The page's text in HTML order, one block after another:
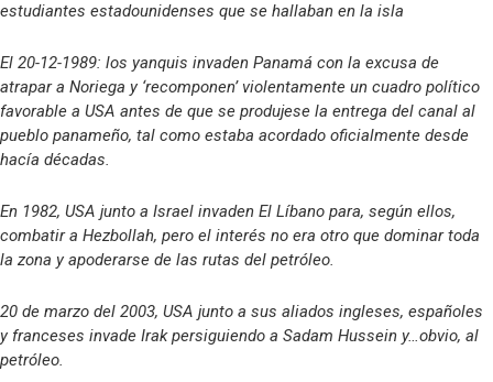
estudiantes estadounidenses que se hallaban en la isla
El 20-12-1989: los yanquis invaden Panamá con la excusa de
atrapar a Noriega y ‘recomponen’ violentamente un cuadro político
favorable a USA antes de que se produjese la entrega del canal al
pueblo panameño, tal como estaba acordado oficialmente desde
hacía décadas.
En 1982, USA junto a Israel invaden El Líbano para, según ellos,
combatir a Hezbollah, pero el interés no era otro que dominar toda
la zona y apoderarse de las rutas del petróleo.
20 de marzo del 2003, USA junto a sus aliados ingleses, españoles
y franceses invade Irak persiguiendo a Sadam Hussein y…obvio, al
petróleo.